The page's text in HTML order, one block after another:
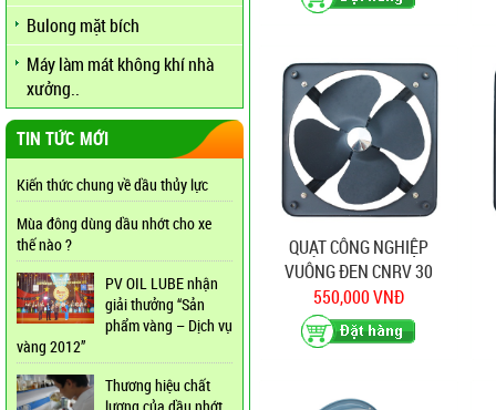
Bulong mặt bích
Máy làm mát không khí nhà
xưởng..
TIN TỨC MỚI
Kiến thức chung về dầu thủy lực
Mùa đông dùng dầu nhớt cho xe
thế nào ?
PV OIL LUBE nhận
giải thưởng “Sản
phẩm vàng – Dịch vụ
vàng 2012”
Thương hiệu chất
QUẠT CÔNG NGHIỆP
VUÔNG ĐEN CNRV 30
550,000 VNĐ